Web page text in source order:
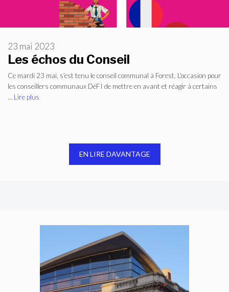
Les échos du Conseil
23 mai 2023
Ce mardi 23 mai, s’est tenu le conseil communal à Forest. L’occasion pour
les conseillers communaux DéFI de mettre en avant et réagir à certains
… Lire plus
EN LIRE DAVANTAGE